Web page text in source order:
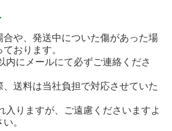
や、発送中についた傷があった場
おります。
内にメールにて必ずご連絡くださ
送料は当社負担で対応させていた
入りますが、ご遠慮くださいますよ
。